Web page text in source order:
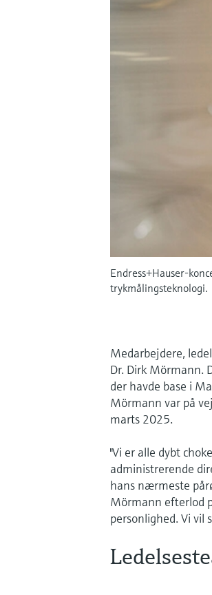
Endress+Hauser-
trykmålingsteknologi.
Medarbejdere,
Dr. Dirk Mörmann.
der havde base i
Mörmann var på
marts 2025.
"Vi er alle dybt
administrerende
hans nærmeste
Mörmann efterlod
personlighed. Vi vil